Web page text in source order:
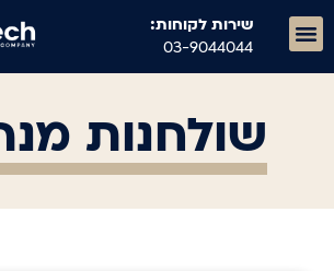
שירות לקוחות:
03-9044044
שולחנות